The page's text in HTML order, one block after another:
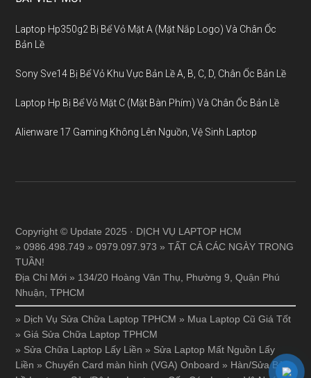
Laptop Hp350g2 Bị Bể Vỏ Mặt A (Mặt Nắp Logo) Và Chân Ốc
Bản Lề
Sony Sve14 Bị Bể Vỏ Khu Vực Bản Lề A, B, C, D, Chân Ốc Bản Lề
Laptop Hp Bị Bể Vỏ Mặt C (Mặt Bàn Phím) Và Chân Ốc Bản Lề
Alienware 17 Gaming Không Lên Nguồn, Vệ Sinh Laptop
Copyright © Update 2025 · DỊCH VỤ LAPTOP HCM
» 0986.498.749 » 0979.097.973 » TẤT CẢ CÁC NGÀY TRONG
TUẦN!
Địa Chỉ Mới » 134/20 Hoàng Văn Thụ, Phường 9, Quận Phú
Nhuận, TPHCM
» Dịch Vụ Sửa Chữa Laptop TPHCM » Mua Laptop Cũ Giá Tốt
»Giá Sửa Chữa Laptop TPHCM
» Sửa Chữa Laptop Lấy Liền » Sửa Laptop Mất Nguồn Lấy
Liền »Chuyển Card màn hình (VGA) Onboard » Hàn/Sửa Bản